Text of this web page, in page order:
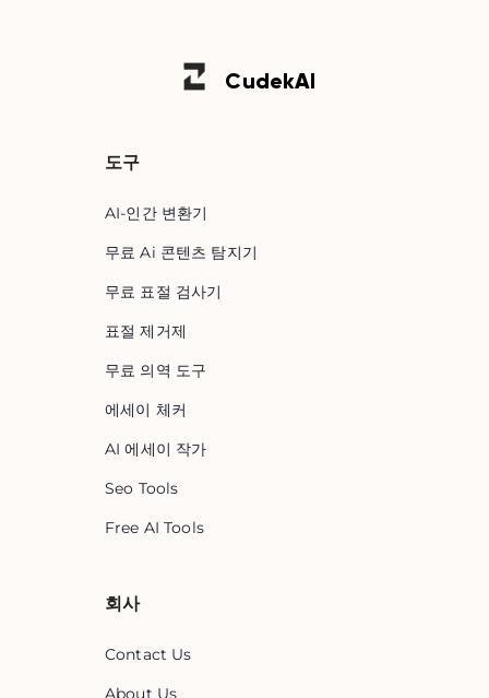
CudekAI
도구
AI-인간 변환기
무료 Ai 콘텐츠 탐지기
무료 표절 검사기
표절 제거제
무료 의역 도구
에세이 체커
AI 에세이 작가
Seo Tools
Free AI Tools
회사
Contact Us
About Us